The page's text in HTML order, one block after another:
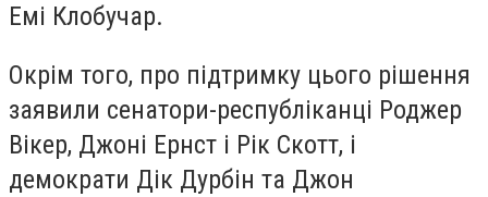
Емі Клобучар.
Окрім того, про підтримку цього рішення
заявили сенатори-республіканці Роджер
Вікер, Джоні Ернст і Рік Скотт, і
демократи Дік Дурбін та Джон